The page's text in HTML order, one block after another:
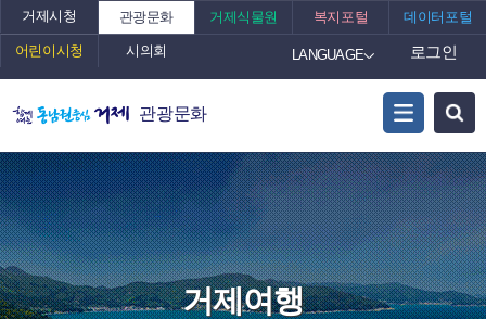
거제시청 관광문화 거제식물원 복지포털 데이터포털
어린이시청 시의회 LANGUAGE 로그인
관광문화
거제여행